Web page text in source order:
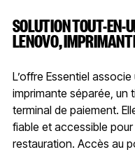
SOLUTION TOUT-EN-
LENOVO,
L’offre Essentiel
imprimante séparée, un
terminal de paiement.
fiable et accessible
restauration. Accès au